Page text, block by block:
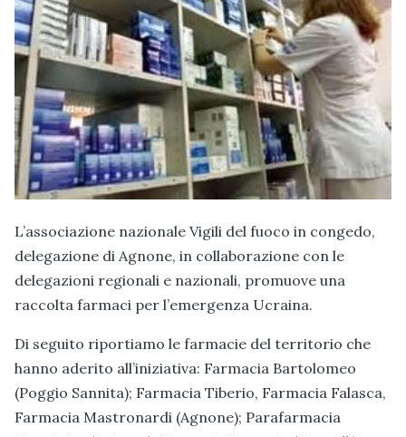
L’associazione nazionale Vigili del fuoco in congedo,
delegazione di Agnone, in collaborazione con le
delegazioni regionali e nazionali, promuove una
raccolta farmaci per l’emergenza Ucraina.
Di seguito riportiamo le farmacie del territorio che
hanno aderito all’iniziativa: Farmacia Bartolomeo
(Poggio Sannita); Farmacia Tiberio, Farmacia Falasca,
Farmacia Mastronardi (Agnone); Parafarmacia